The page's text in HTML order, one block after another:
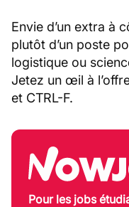
Envie d’un extra à
plutôt d’un poste
logistique ou
Jetez un œil à
et CTRL-F.
Pour les jobs